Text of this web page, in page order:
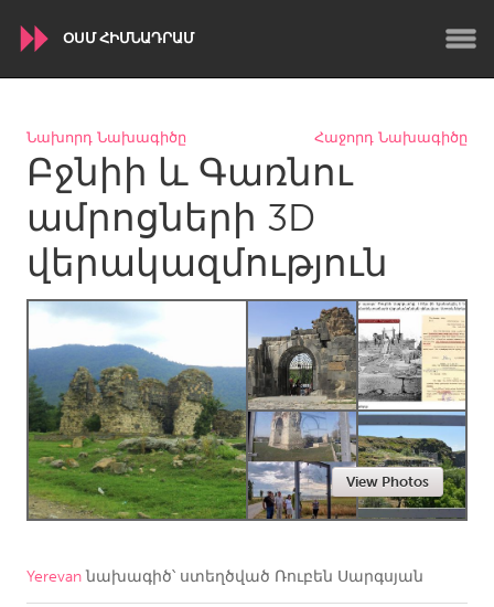
ՕՍՄ ՀԻՄՆԱԴՐԱՄ
WORLDWIDE
Conservation and Climate
Disability
Dragon Dreaming
On the Water
ARMENIA
Javakhk
Yerevan
AUSTRALIA
Adelaide
Fleurieu
Lake Mac
Lower Hunter
Newcastle
Sydney
Amherstburg
Kingston
Նախորդ Նախագիծը Հաջորդ Նախագիծը
Բջնիի և Գառնու
ամրոցների 3D
վերակազմություն
View Photos
Yerevanնախագիծ՝ ստեղծված Ռուբեն Սարգսյան